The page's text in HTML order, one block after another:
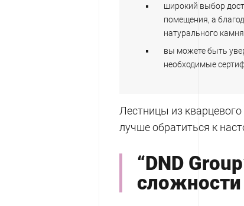
широкий выбор
помещения, а
натурального
вы можете быть
необходимые
Лестницы из
лучше обратиться к
“DND
сложности